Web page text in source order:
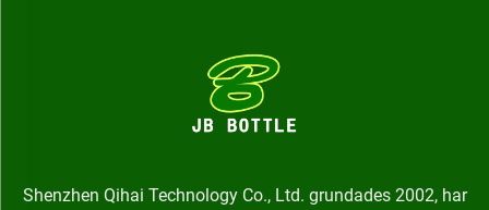
Shenzhen Qihai Technology Co., Ltd. grundades 2002, har